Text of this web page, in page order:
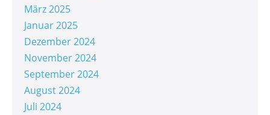
März 2025
Januar 2025
Dezember 2024
November 2024
September 2024
August 2024
Juli 2024